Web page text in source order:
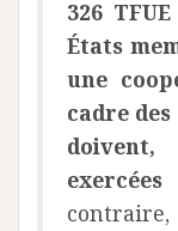
326
États
une
cadre